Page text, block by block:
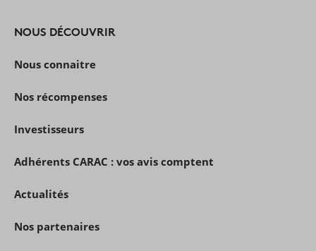
NOUS DÉCOUVRIR
Nous connaitre
Nos récompenses
Investisseurs
Adhérents CARAC : vos avis comptent
Actualités
Nos partenaires